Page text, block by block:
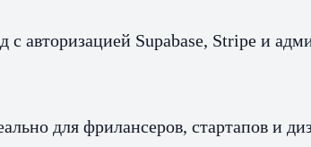
авторизацией Supabase, Stripe и
для фрилансеров, стартапов и